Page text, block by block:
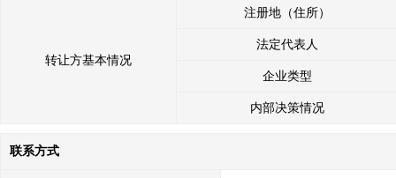
转让方基本情况
注册地（住所）
法定代表人
企业类型
内部决策情况
联系方式